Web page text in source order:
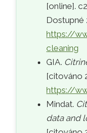
[online].
Dostupné
https://
cleaning
GIA.
[citováno
https://
Mindat.
data and